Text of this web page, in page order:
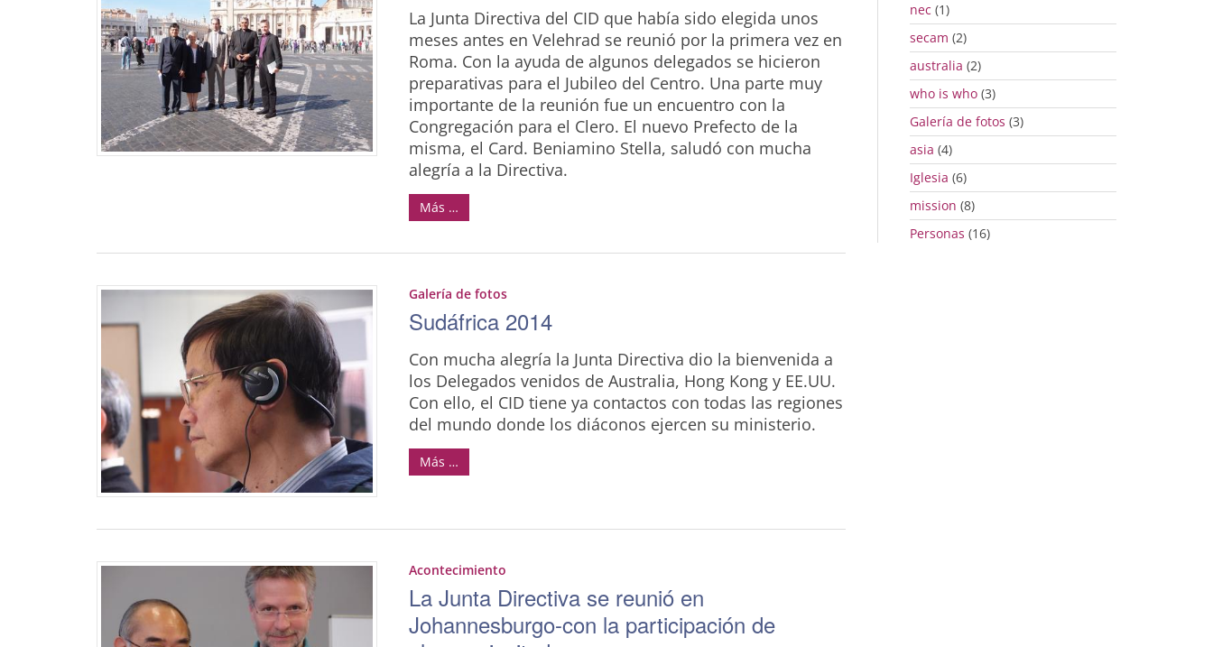
La Junta Directiva del CID que había sido elegida unos
meses antes en Velehrad se reunió por la primera vez en
Roma. Con la ayuda de algunos delegados se hicieron
preparativas para el Jubileo del Centro. Una parte muy
importante de la reunión fue un encuentro con la
Congregación para el Clero. El nuevo Prefecto de la
misma, el Card. Beniamino Stella, saludó con mucha
alegría a la Directiva.
Más …
Galería de fotos
Sudáfrica 2014
Con mucha alegría la Junta Directiva dio la bienvenida a
los Delegados venidos de Australia, Hong Kong y EE.UU.
Con ello, el CID tiene ya contactos con todas las regiones
del mundo donde los diáconos ejercen su ministerio.
Más …
Acontecimiento
La Junta Directiva se reunió en
Johannesburgo-con la participación de
nec (1)
secam (2)
australia (2)
who is who (3)
Galería de fotos (3)
asia (4)
Iglesia (6)
mission (8)
Personas (16)